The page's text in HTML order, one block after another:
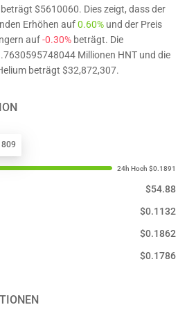
$5610060. Dies zeigt, dass der
Erhöhen auf0.60% und der Preis
auf-0.30% beträgt. Die
Millionen HNT und die
beträgt $32,872,307.
$54.88
$0.1132
$0.1862
$0.1786